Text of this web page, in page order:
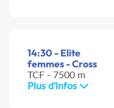
14:30 - Elite
femmes - Cross
TCF - 7500 m
Plus d'infos